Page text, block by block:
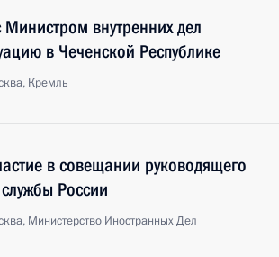
внутренних дел
в Чеченской Республике
Кремль
в совещании руководящего
России
Министерство Иностранных Дел